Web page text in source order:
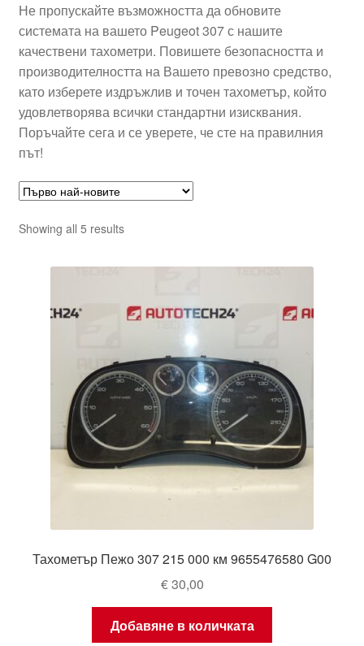
Не пропускайте възможността да обновите
системата на вашето Peugeot 307 с нашите
качествени тахометри. Повишете безопасността и
производителността на Вашето превозно средство,
като изберете издръжлив и точен тахометър, който
удовлетворява всички стандартни изисквания.
Поръчайте сега и се уверете, че сте на правилния
път!
Showing all 5 resultsSorted
latest
Тахометър Пежо 307 215 000 км 9655476580 G00
€30,00
Добавяне в количката